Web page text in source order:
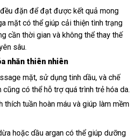
đặn để đạt được kết quả mong
mặt có thể giúp cải thiện tình trạng
cần thời gian và không thể thay thế
sâu.
nhăn thiên nhiên
mặt, sử dụng tinh dầu, và chế
có thể hỗ trợ quá trình trẻ hóa da.
thích tuần hoàn máu và giúp làm mềm
hoặc dầu argan có thể giúp dưỡng